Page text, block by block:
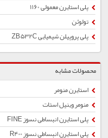
پلی استایرن معمولی 1160
تولوئن
پلی پروپیلن شیمیایی ZB532C
محصولات مشابه
استایرن منومر
منومر وینیل استات
پلی استایرن انبساطی نسوز FINE
پلی استایرن انبساطی نسوز R400